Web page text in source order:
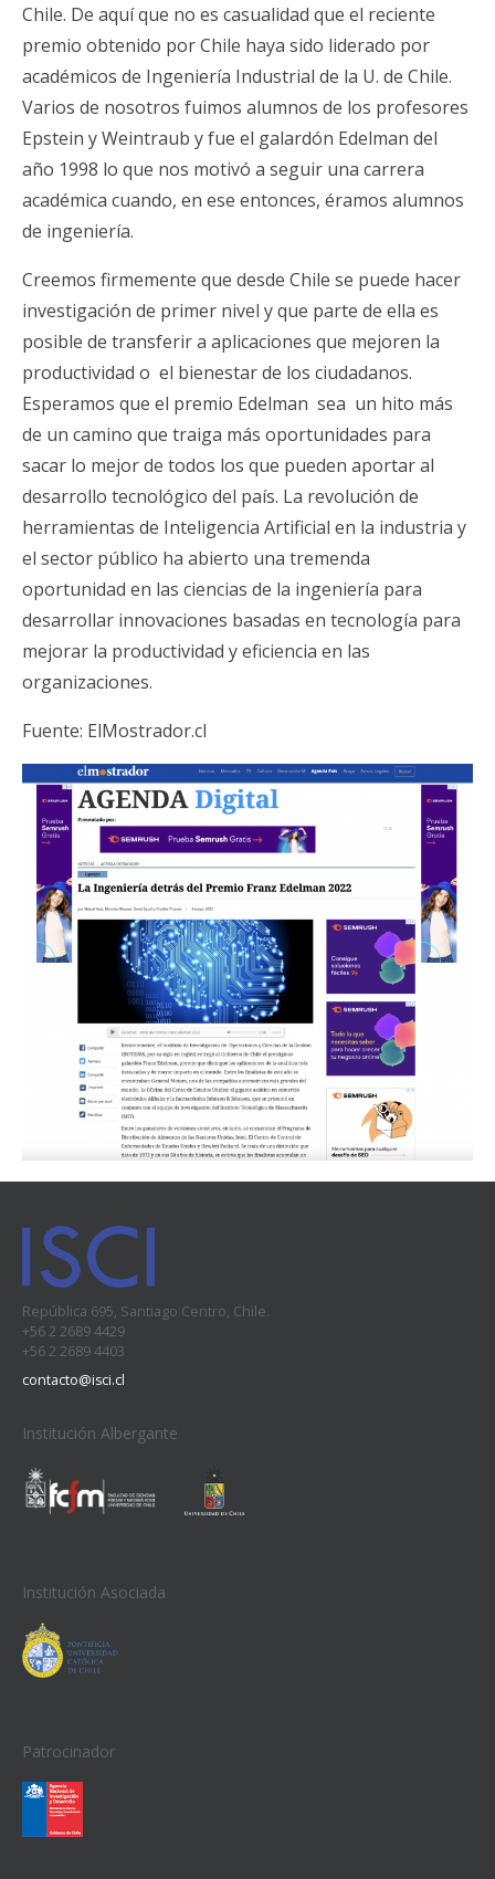
Chile. De aquí que no es casualidad que el reciente
premio obtenido por Chile haya sido liderado por
académicos de Ingeniería Industrial de la U. de Chile.
Varios de nosotros fuimos alumnos de los profesores
Epstein y Weintraub y fue el galardón Edelman del
año 1998 lo que nos motivó a seguir una carrera
académica cuando, en ese entonces, éramos alumnos
de ingeniería.
Creemos firmemente que desde Chile se puede hacer
investigación de primer nivel y que parte de ella es
posible de transferir a aplicaciones que mejoren la
productividad o el bienestar de los ciudadanos.
Esperamos que el premio Edelman sea un hito más
de un camino que traiga más oportunidades para
sacar lo mejor de todos los que pueden aportar al
desarrollo tecnológico del país. La revolución de
herramientas de Inteligencia Artificial en la industria y
el sector público ha abierto una tremenda
oportunidad en las ciencias de la ingeniería para
desarrollar innovaciones basadas en tecnología para
mejorar la productividad y eficiencia en las
organizaciones.
Fuente: ElMostrador.cl
República 695, Santiago Centro, Chile.
+56 2 2689 4429
+56 2 2689 4403
contacto@isci.cl
Institución Albergante
Institución Asociada
Patrocinador